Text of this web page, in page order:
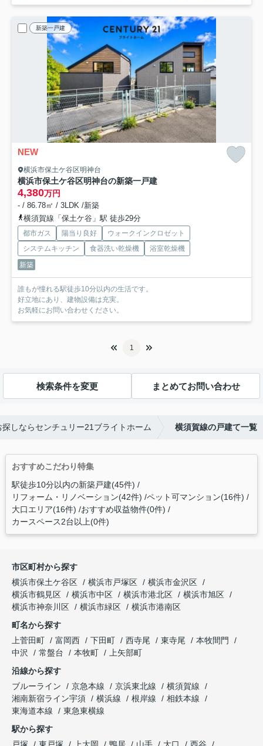
新築一戸建
NEW
横浜市保土ケ谷区明神台
横浜市保土ケ谷区明神台の新築一戸建
4,380万円
- / 86.78㎡ / 3LDK /新築
横須賀線「保土ケ谷」駅 徒歩29分
都市ガス 陽当り良好
ウォークインクロゼット
システムキッチン
食器洗い乾燥機
浴室乾燥機
新築
誰もが憧れる駅徒歩10分以内の生活です。
好立地にあり、建物設備は充実。
お気軽にお問い合わせください。
1
検索条件を変更 まとめてお問い合わせ
しならセンチュリー21ブライトホーム 横須賀線の戸建て一覧
おすすめこだわり特集
駅徒歩10分以内の新築戸建(45件)
リフォーム・リノベーション(42件) ペット可マンション(16件)
大口エリア(16件) おすすめ収益物件(0件)
カースペース2台以上(0件)
市区町村から探す
横浜市保土ケ谷区
横浜市戸塚区
横浜市金沢区
横浜市鶴見区
横浜市中区 横浜市港北区
横浜市旭区
横浜市神奈川区
横浜市緑区
横浜市港南区
町名から探す
上菅田町
富岡西 下田町 西寺尾 東寺尾
本牧間門
中沢
常盤台 本牧町
上矢部町
沿線から探す
ブルーライン
京急本線 京浜東北線
横須賀線
湘南新宿ライン宇須
横浜線 根岸線
相鉄本線
東海道本線
東急東横線
駅から探す